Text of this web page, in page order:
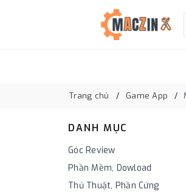
Trang chủ Game App
DANH MỤC
Góc Review
Phần Mềm, Dowload
Thủ Thuật, Phần Cứng